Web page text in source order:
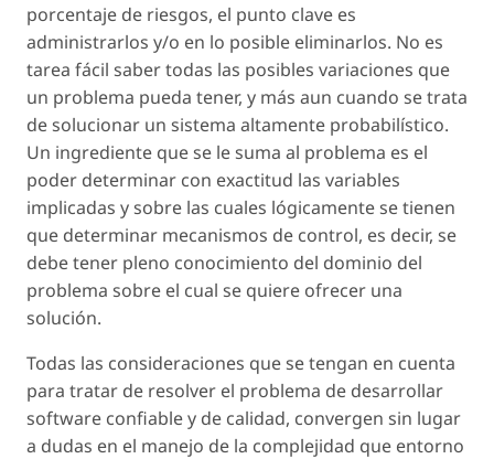
porcentaje de riesgos, el punto clave es
administrarlos y/o en lo posible eliminarlos. No es
tarea fácil saber todas las posibles variaciones que
un problema pueda tener, y más aun cuando se trata
de solucionar un sistema altamente probabilístico.
Un ingrediente que se le suma al problema es el
poder determinar con exactitud las variables
implicadas y sobre las cuales lógicamente se tienen
que determinar mecanismos de control, es decir, se
debe tener pleno conocimiento del dominio del
problema sobre el cual se quiere ofrecer una
solución.
Todas las consideraciones que se tengan en cuenta
para tratar de resolver el problema de desarrollar
software confiable y de calidad, convergen sin lugar
a dudas en el manejo de la complejidad que entorno